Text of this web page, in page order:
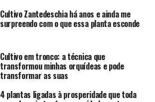
Cultivo Zantedeschia há anos e ainda me
surpreendo com o que essa planta esconde
Cultivo em tronco: a técnica que
transformou minhas orquídeas e pode
transformar as suas
4 plantas ligadas à prosperidade que toda